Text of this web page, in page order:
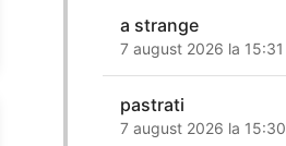
a strange
7 august 2026 la 15:31
pastrati
7 august 2026 la 15:30